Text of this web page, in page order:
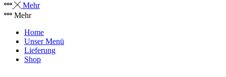
Mehr
Mehr
Home
Unser Menü
Lieferung
Shop